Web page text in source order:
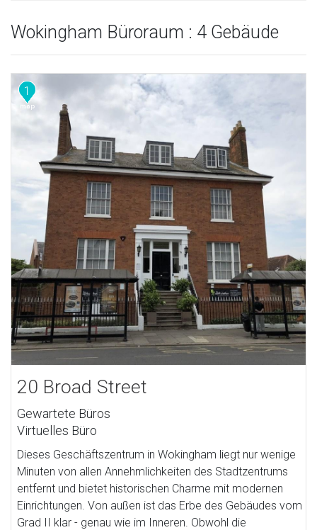
Wokingham Büroraum : 4 Gebäude
1
20 Broad Street
Gewartete Büros
Virtuelles Büro
Dieses Geschäftszentrum in Wokingham liegt nur wenige
Minuten von allen Annehmlichkeiten des Stadtzentrums
entfernt und bietet historischen Charme mit modernen
Einrichtungen. Von außen ist das Erbe des Gebäudes vom
Grad II klar - genau wie im Inneren. Obwohl die